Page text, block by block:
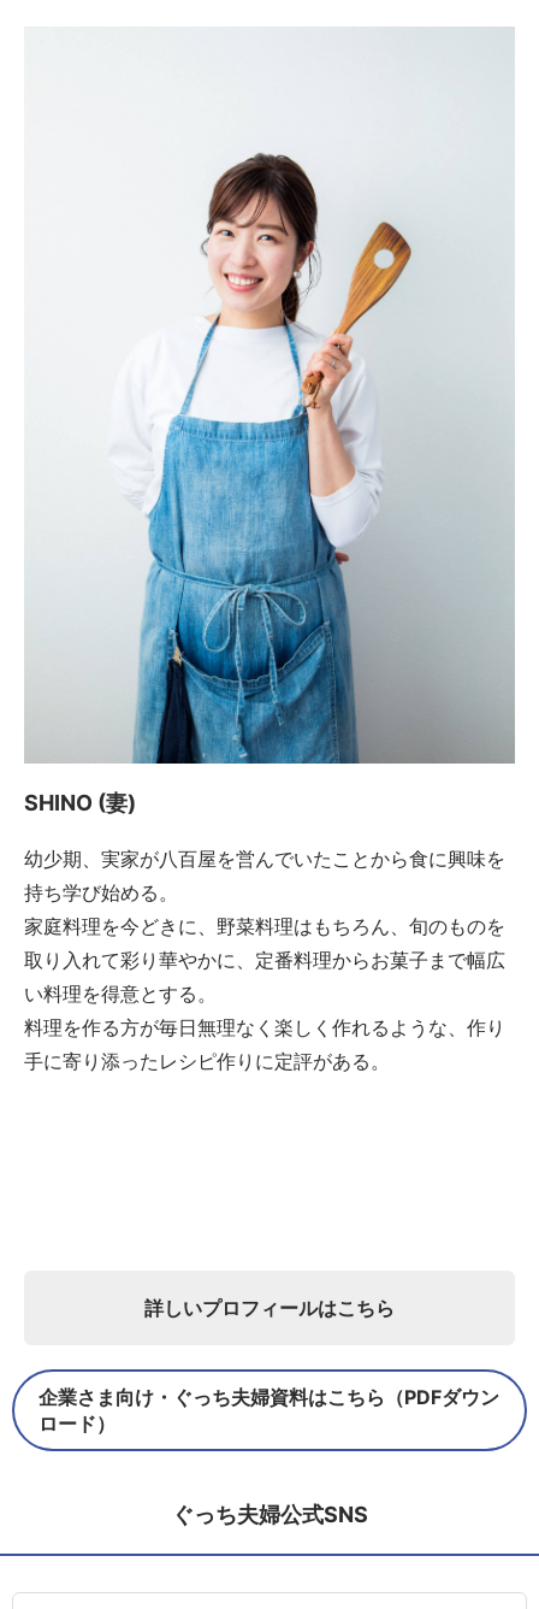
SHINO (妻)
幼少期、実家が八百屋を営んでいたことから食に興味を
持ち学び始める。
家庭料理を今どきに、野菜料理はもちろん、旬のものを
取り入れて彩り華やかに、定番料理からお菓子まで幅広
い料理を得意とする。
料理を作る方が毎日無理なく楽しく作れるような、作り
手に寄り添ったレシピ作りに定評がある。
詳しいプロフィールはこちら
企業さま向け・ぐっち夫婦資料はこちら（PDFダウン
ロード）
ぐっち夫婦公式SNS